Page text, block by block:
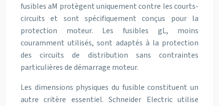
fusibles aM protègent uniquement contre les courts-
circuits et sont spécifiquement conçus pour la
protection moteur. Les fusibles gL, moins
couramment utilisés, sont adaptés à la protection
des circuits de distribution sans contraintes
particulières de démarrage moteur.
Les dimensions physiques du fusible constituent un
autre critère essentiel. Schneider Electric utilise